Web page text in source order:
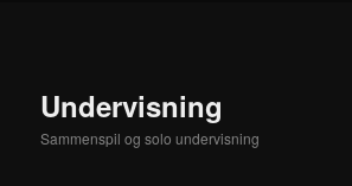
Undervisning
Sammenspil og solo undervisning